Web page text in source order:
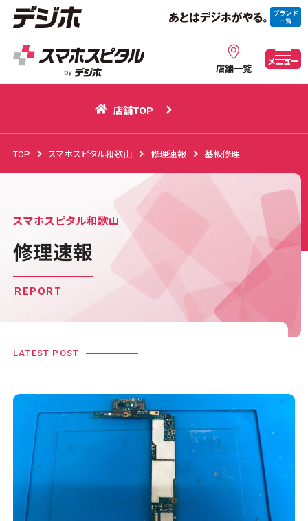
店舗一覧
メニュー
店舗TOP
TOP スマホスピタル和歌山 修理速報 基板修理
スマホスピタル和歌山
修理速報
REPORT
LATEST POST